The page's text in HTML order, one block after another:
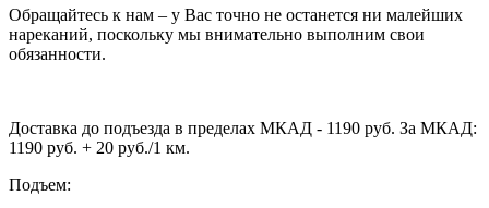
Обращайтесь к нам – у Вас точно не останется ни малейших
нареканий, поскольку мы внимательно выполним свои
обязанности.
Доставка до подъезда в пределах МКАД - 1190 руб. За МКАД:
1190 руб. + 20 руб./1 км.
Подъем: